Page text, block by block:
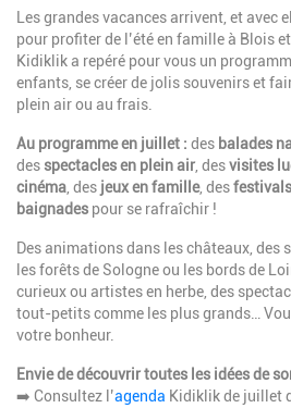
Description
Les grandes vacances arrivent, et avec
pour profiter de l’été en famille à Blois
Kidiklik a repéré pour vous un
enfants, se créer de jolis souvenirs et
plein air ou au frais.
Au programme en juillet : des balades
desspectacles en plein air , desvisites
cinéma , des jeux en famille, desfestivals
baignades pour se rafraîchir !
Des animations dans les châteaux, des
les forêts de Sologne ou les bords de
curieux ou artistes en herbe, des
tout-petits comme les plus grands…
votre bonheur.
Envie de découvrir toutes les idées de
➡️ Consultez l’agenda Kidiklik de juillet